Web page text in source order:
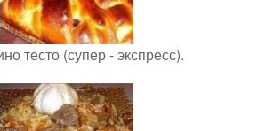
тесто (супер - экспресс).